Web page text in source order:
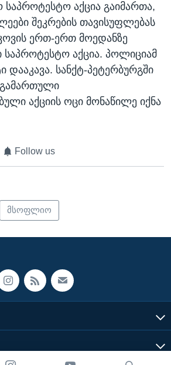
საპროტესტო აქცია გაიმართა,
შეკრების თავისუფლებას
ერთ-ერთ მოედანზე
აქცია. პოლიციამ
დააკავა. სანქტ-პეტერბურგში
აქციის ოცი მონაწილე იქნა
Follow us
მსოფლიო